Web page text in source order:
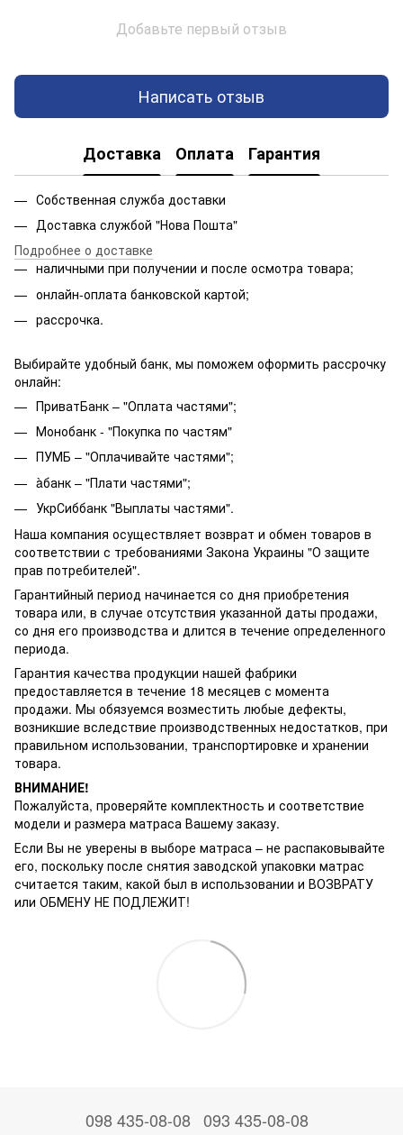
Добавьте первый отзыв
Написать отзыв
Доставка Оплата Гарантия
Собственная служба доставки
Доставка службой "Нова Пошта"
Подробнее о доставке
наличными при получении и после осмотра товара;
онлайн-оплата банковской картой;
рассрочка.
Выбирайте удобный банк, мы поможем оформить рассрочку
онлайн:
ПриватБанк – "Оплата частями";
Монобанк - "Покупка по частям"
ПУМБ – "Оплачивайте частями";
àбанк – "Плати частями";
УкрСиббанк "Выплаты частями".
Наша компания осуществляет возврат и обмен товаров в
соответствии с требованиями Закона Украины "О защите
прав потребителей".
Гарантийный период начинается со дня приобретения
товара или, в случае отсутствия указанной даты продажи,
со дня его производства и длится в течение определенного
периода.
Гарантия качества продукции нашей фабрики
предоставляется в течение 18 месяцев с момента
продажи. Мы обязуемся возместить любые дефекты,
возникшие вследствие производственных недостатков, при
правильном использовании, транспортировке и хранении
товара.
ВНИМАНИЕ!
Пожалуйста, проверяйте комплектность и соответствие
модели и размера матраса Вашему заказу.
Если Вы не уверены в выборе матраса – не распаковывайте
его, поскольку после снятия заводской упаковки матрас
считается таким, какой был в использовании и ВОЗВРАТУ
или ОБМЕНУ НЕ ПОДЛЕЖИТ!
098 435-08-08 093 435-08-08